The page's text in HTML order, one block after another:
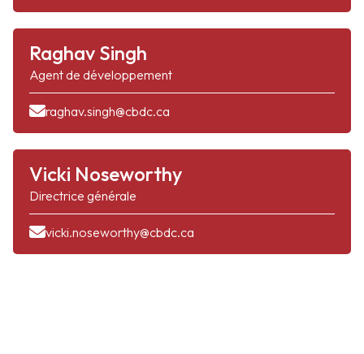
Raghav Singh
Agent de développement
raghav.singh@cbdc.ca
Vicki Noseworthy
Directrice générale
vicki.noseworthy@cbdc.ca